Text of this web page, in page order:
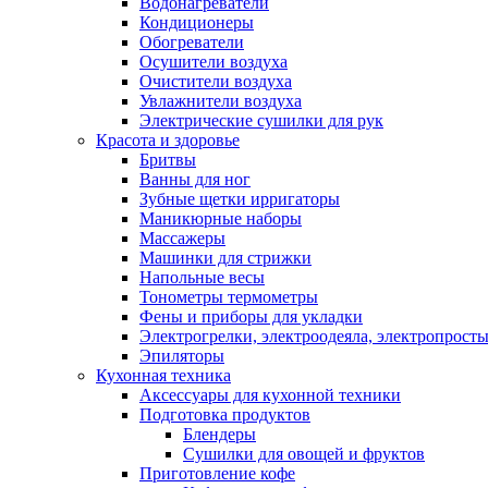
Кондиционеры
Обогреватели
Осушители воздуха
Очистители воздуха
Увлажнители воздуха
Электрические сушилки для рук
Красота и здоровье
Бритвы
Ванны для ног
Зубные щетки ирригаторы
Маникюрные наборы
Массажеры
Машинки для стрижки
Напольные весы
Тонометры термометры
Фены и приборы для укладки
Электрогрелки, электроодеяла,
Эпиляторы
Кухонная техника
Аксессуары для кухонной техники
Подготовка продуктов
Блендеры
Сушилки для овощей и фруктов
Приготовление кофе